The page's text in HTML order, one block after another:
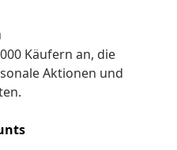
Käufern an, die
Aktionen und